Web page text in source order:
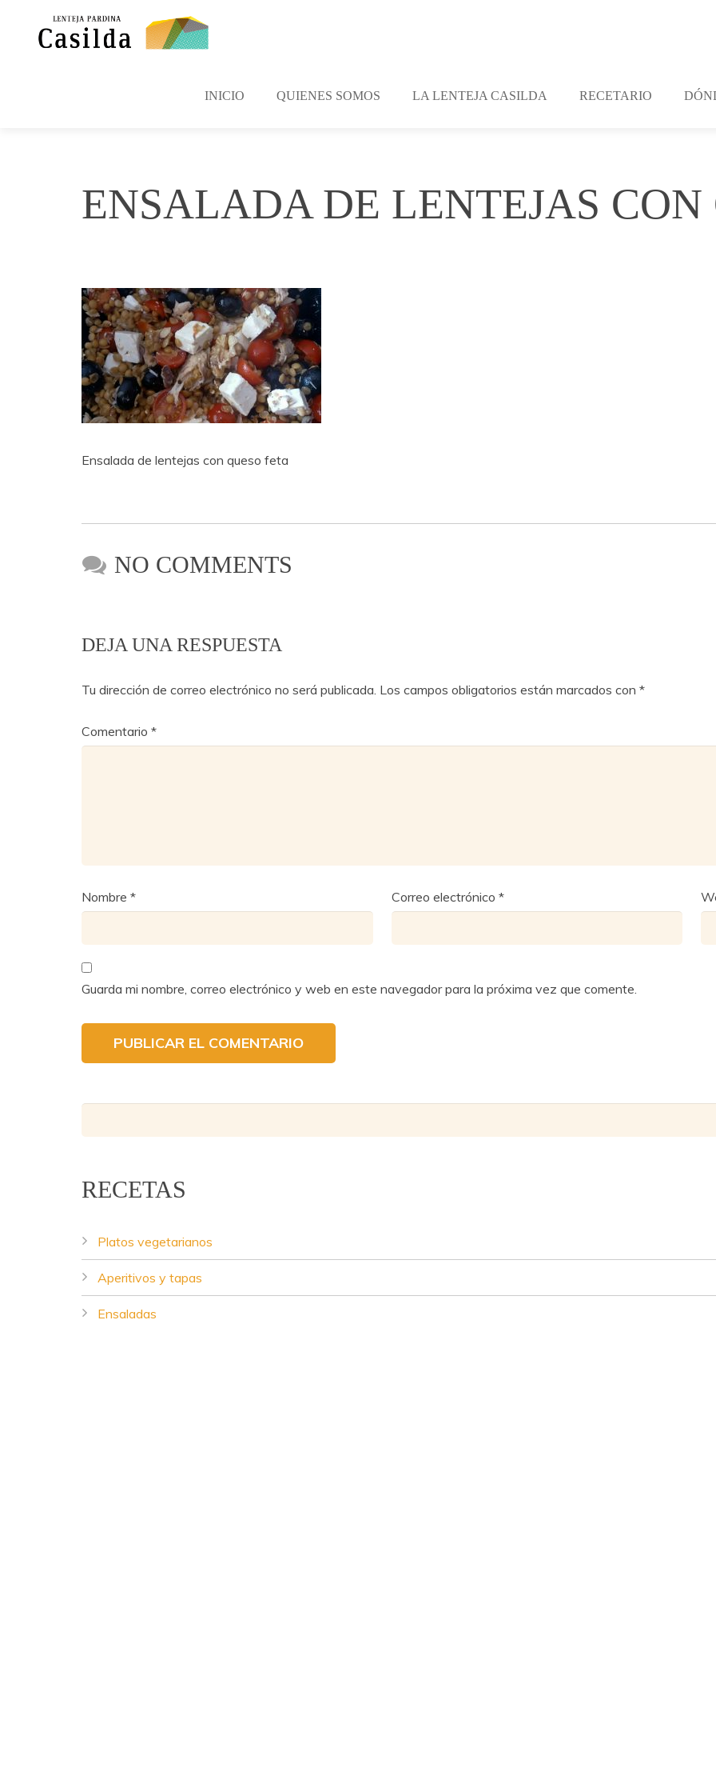
INICIO QUIENES SOMOS LA LENTEJA CASILDA RECETARIO
ENSALADA DE LENTEJAS CON
Ensalada de lentejas con queso feta
NO COMMENTS
DEJA UNA RESPUESTA
Tu dirección de correo electrónico no será publicada. Los campos obligatorios están marcados con *
Comentario *
Nombre * Correo electrónico *
Guarda mi nombre, correo electrónico y web en este navegador para la próxima vez que comente.
RECETAS
Platos vegetarianos
Aperitivos y tapas
Ensaladas
Lentejas Casilda - Copyright © 2016.Diseño web